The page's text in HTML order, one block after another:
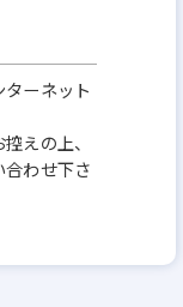
ーネット
えの上、
わせ下さ